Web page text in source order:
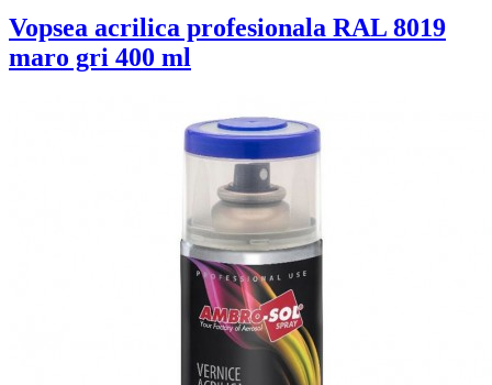
Vopsea acrilica profesionala RAL 8019
maro gri 400 ml